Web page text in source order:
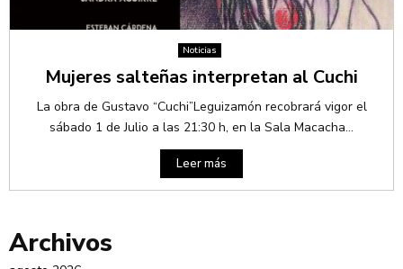
Noticias
Mujeres salteñas interpretan al Cuchi
La obra de Gustavo “Cuchi”Leguizamón recobrará vigor el
sábado 1 de Julio a las 21:30 h, en la Sala Macacha...
Leer más
Archivos